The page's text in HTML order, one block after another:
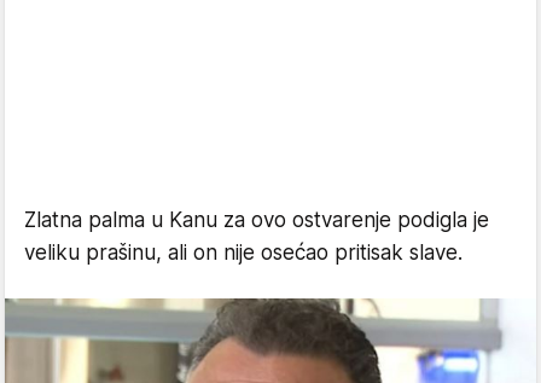
Zlatna palma u Kanu za ovo ostvarenje podigla je
veliku prašinu, ali on nije osećao pritisak slave.